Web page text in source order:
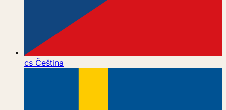
cs Čeština